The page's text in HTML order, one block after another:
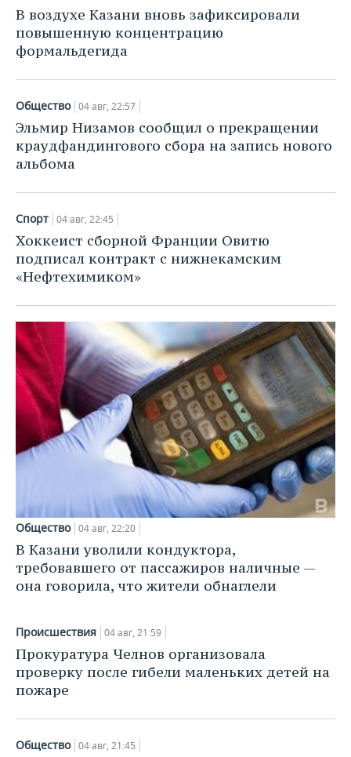
НЕФТЕХИМИЯ
НЕФТЬ
ОПК
ЭНЕРГЕТИКА
РОЗНИЧНАЯ ТОРГОВЛЯ
УСЛУГИ
НОВОСТИ ТЕХНОЛОГИЙ
МЕДИА
ТЕЛЕКОММУНИКАЦИИ
МЕРОПРИЯТИЯ
ВЫЕЗДНАЯ РЕДАКЦИЯ
БИЗНЕС-БРАНЧИ
ONLINE-КОНФЕРЕНЦИИ
ОТКРЫТАЯ ЛЕКЦИЯ
НОВОСТИ СПОРТА
ФУТБОЛ
ХОККЕЙ
БАСКЕТБОЛ
ВОЛЕЙБОЛ
КИБЕРСПОРТ
ФИГУРНОЕ КАТАНИЕ
ВОДНЫЕ ВИДЫ СПОРТА
ХОККЕЙ С МЯЧОМ
ОБЩЕСТВО
НОВОСТИ ОБЩЕСТВА
ВЛАСТЬ
ИНФРАСТРУКТУРА
ИСТОРИЯ
КУЛЬТУРА
МЕДИЦИНА
ОБРАЗОВАНИЕ
ПРОИСШЕСТВИЯ
ФОТОГАЛЕРЕЯ
СПРАВОЧНИК
СПИСОК ПЕРСОН
СПИСОК КОМПАНИЙ
ПОЛНАЯ ВЕРСИЯ
В воздухе Казани вновь зафиксировали
повышенную концентрацию
формальдегида
Общество 04 авг, 22:57
Эльмир Низамов сообщил о прекращении
краудфандингового сбора на запись нового
альбома
Спорт 04 авг, 22:45
Хоккеист сборной Франции Овитю
подписал контракт с нижнекамским
«Нефтехимиком»
Общество 04 авг, 22:20
В Казани уволили кондуктора,
требовавшего от пассажиров наличные —
она говорила, что жители обнаглели
Происшествия 04 авг, 21:59
Прокуратура Челнов организовала
проверку после гибели маленьких детей на
пожаре
Общество 04 авг, 21:45